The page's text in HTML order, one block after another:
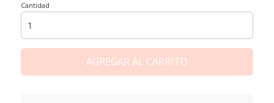
Cantidad
AGREGAR AL CARRITO